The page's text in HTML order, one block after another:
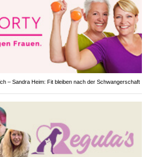
– Sandra Heim: Fit bleiben nach der Schwangerschaft